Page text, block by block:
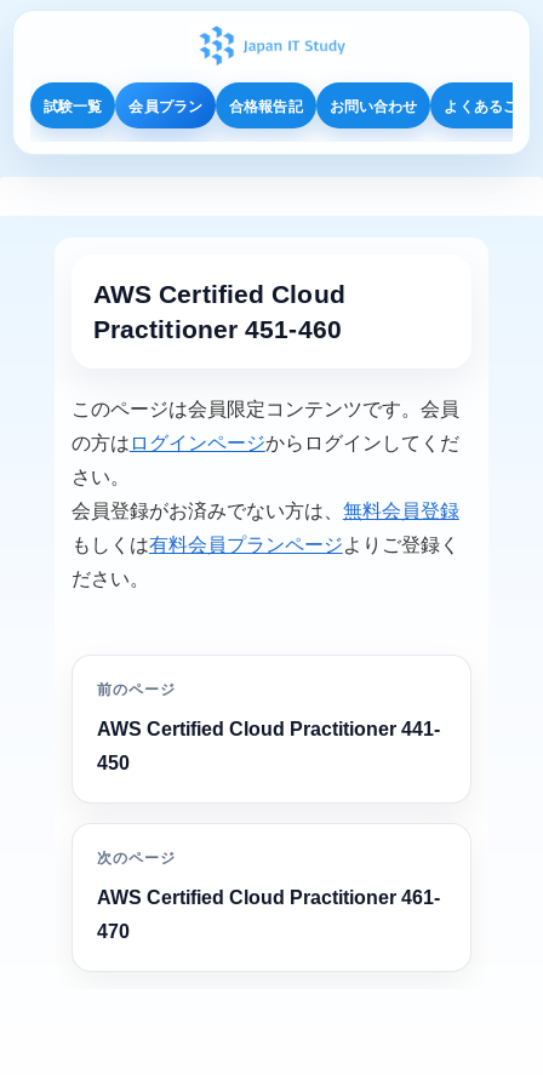
試験一覧 会員プラン 合格報告記 お問い合わせ よくあるご質
AWS Certified Cloud
Practitioner 451-460
このページは会員限定コンテンツです。会員
の方は ログインページからログインしてくだ
さい。
会員登録がお済みでない方は、 無料会員登録
もしくは有料会員プランページよりご登録く
ださい。
前のページ
AWS Certified Cloud Practitioner 441-
450
次のページ
AWS Certified Cloud Practitioner 461-
470